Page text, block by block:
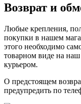
Возврат и
Любые крепления,
покупки в нашем
этого необходимо
товарном виде на наш
курьером.
О предстоящем
предупредить по